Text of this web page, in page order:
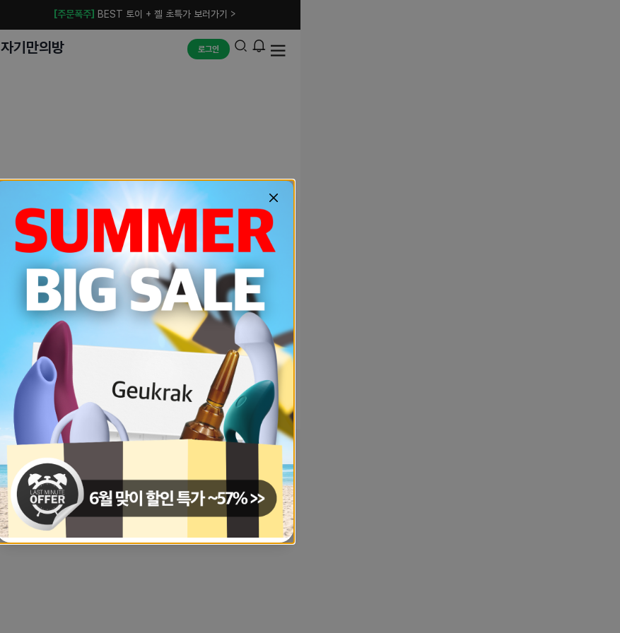
[주문폭주] BEST 토이 + 젤 초특가 보러가기 >
자기만의방 로그인
예상치 못한 에러입니다.